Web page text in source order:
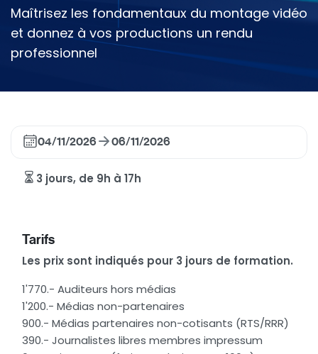
Maîtrisez les fondamentaux du montage vidéo
et donnez à vos productions un rendu
professionnel
04/11/2026 06/11/2026
3 jours, de 9h à 17h
Tarifs
Les prix sont indiqués pour 3 jours de formation.
1'770.- Auditeurs hors médias
1'200.- Médias non-partenaires
900.- Médias partenaires non-cotisants (RTS/RRR)
390.- Journalistes libres membres impressum